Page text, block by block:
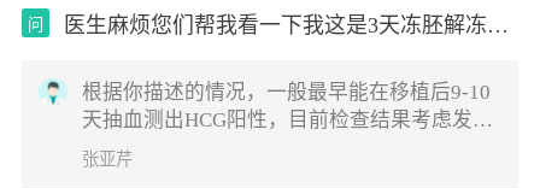
问
医生麻烦您们帮我看一下我这是3天冻胚解冻后
根据你描述的情况，一般最早能在移植后9-10
天抽血测出HCG阳性，目前检查结果考虑发育
正常，建议放松紧张的情绪，耐心等待1周后
复查
张亚芹